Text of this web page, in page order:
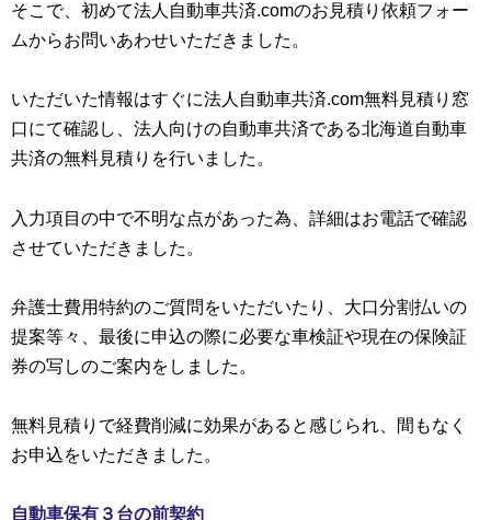
そこで、初めて法人自動車共済.comのお見積り依頼フォー
ムからお問いあわせいただきました。
いただいた情報はすぐに法人自動車共済.com無料見積り窓
口にて確認し、法人向けの自動車共済である北海道自動車
共済の無料見積りを行いました。
入力項目の中で不明な点があった為、詳細はお電話で確認
させていただきました。
弁護士費用特約のご質問をいただいたり、大口分割払いの
提案等々、最後に申込の際に必要な車検証や現在の保険証
券の写しのご案内をしました。
無料見積りで経費削減に効果があると感じられ、間もなく
お申込をいただきました。
自動車保有３台の前契約